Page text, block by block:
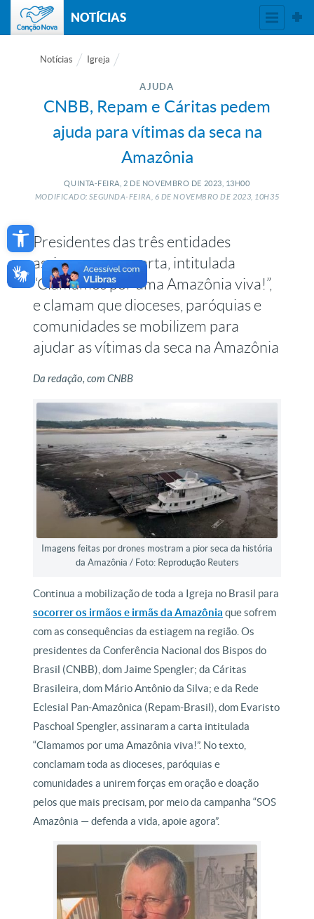
Open toolbar
NOTÍCIAS
Notícias Igreja
AJUDA
CNBB, Repam e Cáritas pedem
ajuda para vítimas da seca na
Amazônia
QUINTA-FEIRA, 2 DE NOVEMBRO DE 2023, 13H00
MODIFICADO: SEGUNDA-FEIRA, 6 DENOVEMBRO DE2023, 10H35
Presidentes das três entidades
assinaram uma carta, intitulada
“Clamamos por uma Amazônia viva!”,
e clamam que dioceses, paróquias e
comunidades se mobilizem para
ajudar as vítimas da seca na Amazônia
Da redação, com CNBB
Imagens feitas por drones mostram a pior seca da história
da Amazônia / Foto: Reprodução Reuters
Continua a mobilização de toda a Igreja no Brasil para
socorrer os irmãos e irmãs da Amazônia que sofrem
com as consequências da estiagem na região. Os
presidentes da Conferência Nacional dos Bispos do
Brasil (CNBB), dom Jaime Spengler; da Cáritas
Brasileira, dom Mário Antônio da Silva; e da Rede
Eclesial Pan-Amazônica (Repam-Brasil), dom Evaristo
Paschoal Spengler, assinaram a carta intitulada
“Clamamos por uma Amazônia viva!”. No texto,
conclamam toda as dioceses, paróquias e
comunidades a unirem forças em oração e doação
pelos que mais precisam, por meio da campanha “SOS
Amazônia — defenda a vida, apoie agora”.